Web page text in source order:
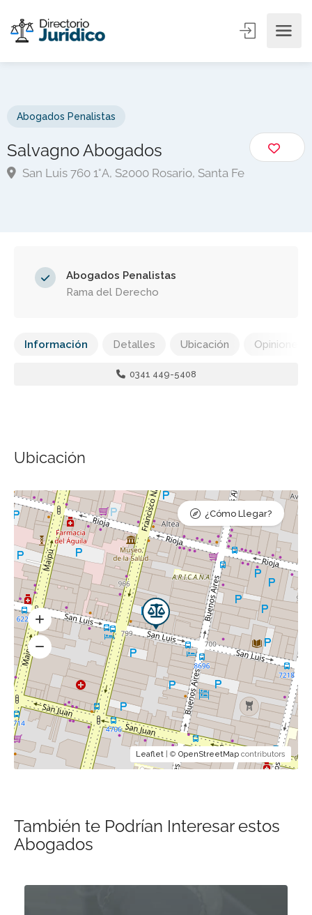
Abogados Penalistas
Salvagno Abogados
San Luis 760 1°A, S2000 Rosario, Santa Fe
Abogados Penalistas
Rama del Derecho
Información Detalles Ubicación Opiniones
0341 449-5408
Ubicación
Leaflet | © OpenStreetMap contributors
¿Cómo Llegar?
También te Podrían Interesar estos
Abogados